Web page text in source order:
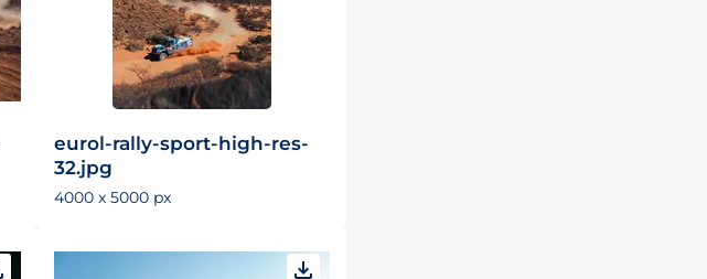
eurol-rally-sport-high-res-
32.jpg
4000 x 5000 px